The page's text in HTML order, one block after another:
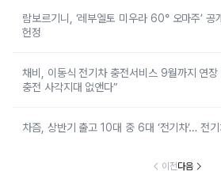
람보르기니, ‘레부엘토 미우라 60° 오마주’
헌정
채비, 이동식 전기차 충전서비스 9월까지 연
충전 사각지대 없앤다”
차즘, 상반기 출고 10대 중 6대 ‘전기차’… 전
이전다음